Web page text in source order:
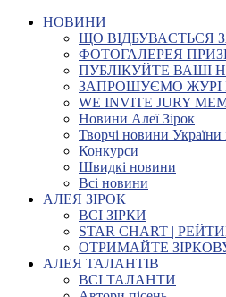
НОВИНИ
ЩО ВІДБУВАЄТЬСЯ
ФОТОГАЛЕРЕЯ
ПУБЛІКУЙТЕ ВАШІ
ЗАПРОШУЄМО ЖУРІ
WE INVITE JURY
Новини Алеї Зірок
Творчі новини України
Конкурси
Швидкі новини
Всі новини
АЛЕЯ ЗІРОК
ВСІ ЗІРКИ
STAR CHART |
ОТРИМАЙТЕ
АЛЕЯ ТАЛАНТІВ
ВСІ ТАЛАНТИ